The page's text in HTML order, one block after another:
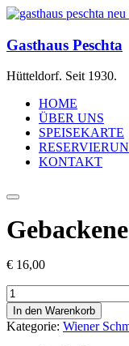
Gasthaus Peschta
Hütteldorf. Seit 1930.
HOME
ÜBER UNS
SPEISEKARTE
KONTAKT
€ 16,00
Gebackene
Kalbsleber
Menge
In den Warenkorb
Kategorie: Wiener